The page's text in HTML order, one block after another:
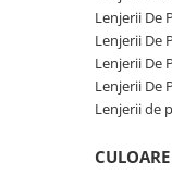
Set Lenjerie Pat
Piese, Cu Pilota
Lenjerii De Pat
Set Lenjerie De Pat,
Lenjerii De
Lenjerii De
Lenjerii De
Lenjerii De
Lenjerii de
CULOARE